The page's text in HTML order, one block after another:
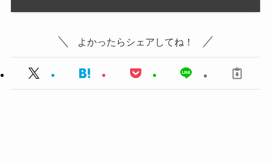
よかったらシェアしてね！